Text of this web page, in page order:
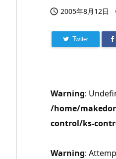
 2005年8月12日
Twitter
Warning:
/home/
control/ks-
Warning: